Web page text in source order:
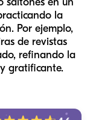
la
Por ejemplo,
de revistas
refinando la
gratificante.